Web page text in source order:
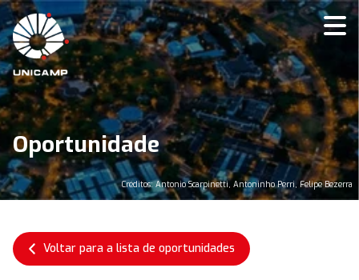
Oportunidade
Créditos: Antonio Scarpinetti, Antoninho Perri, Felipe Bezerra
Voltar para a lista de oportunidades